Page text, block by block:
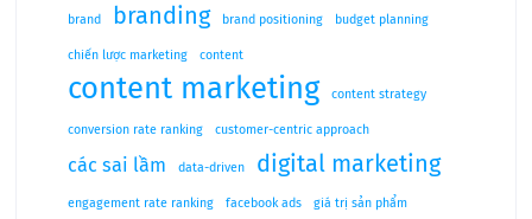
brand branding brand positioning budget planning
chiến lược marketing content
content marketing content strategy
conversion rate ranking customer-centric approach
các sai lầm data-driven digital marketing
engagement rate ranking facebook ads giá trị sản phẩm